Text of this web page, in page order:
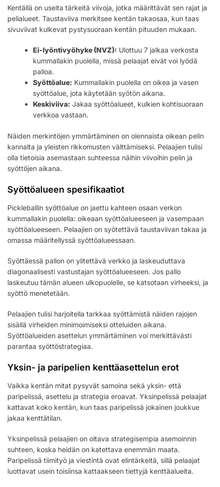
Kentällä on useita tärkeitä viivoja, jotka määrittävät sen rajat ja
pelialueet. Taustaviiva merkitsee kentän takaosaa, kun taas
sivuviivat kulkevat pystysuoraan kentän pituuden mukaan.
Ei-lyöntivyöhyke (NVZ): Ulottuu 7 jalkaa verkosta
kummallakin puolella, missä pelaajat eivät voi lyödä
palloa.
Syöttöalue: Kummallakin puolella on oikea ja vasen
syöttöalue, jota käytetään syötön aikana.
Keskiviiva: Jakaa syöttöalueet, kulkien kohtisuoraan
verkkoa vastaan.
Näiden merkintöjen ymmärtäminen on olennaista oikean pelin
kannalta ja yleisten rikkomusten välttämiseksi. Pelaajien tulisi
olla tietoisia asemastaan suhteessa näihin viivoihin pelin ja
syöttöjen aikana.
Syöttöalueen spesifikaatiot
Pickleballin syöttöalue on jaettu kahteen osaan verkon
kummallakin puolella: oikeaan syöttöalueeseen ja vasempaan
syöttöalueeseen. Pelaajien on syötettävä taustaviivan takaa ja
omassa määritellyssä syöttöalueessaan.
Syöttäessä pallon on ylitettävä verkko ja laskeuduttava
diagonaalisesti vastustajan syöttöalueeseen. Jos pallo
laskeutuu tämän alueen ulkopuolelle, se katsotaan virheeksi, ja
syöttö menetetään.
Pelaajien tulisi harjoitella tarkkaa syöttämistä näiden rajojen
sisällä virheiden minimoimiseksi otteluiden aikana.
Syöttöalueiden asettelun ymmärtäminen voi merkittävästi
parantaa syöttöstrategiaa.
Yksin- ja paripelien kenttäasettelun erot
Vaikka kentän mitat pysyvät samoina sekä yksin- että
paripelissä, asettelu ja strategia eroavat. Yksinpelissä pelaajat
kattavat koko kentän, kun taas paripelissä jokainen joukkue
jakaa kenttätilan.
Yksinpelissä pelaajien on oltava strategisempia asemoinnin
suhteen, koska heidän on katettava enemmän maata.
Paripelissä tiimityö ja viestintä ovat elintärkeitä, sillä pelaajat
luottavat usein toisiinsa kattaakseen tiettyjä kenttäalueita.